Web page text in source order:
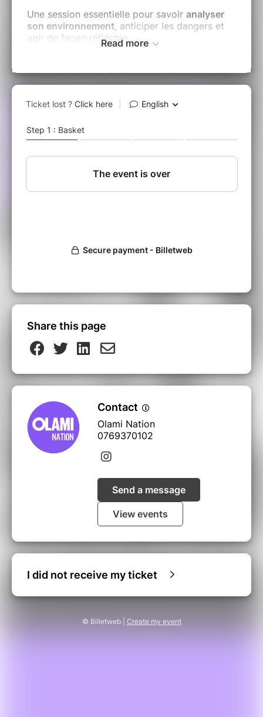
Une session essentielle pour savoir analyser
son environnement, anticiper les dangers et
agir de façon réfléchie.
20h45 : début du cours
20-30 ans
centre olami nation
Inscription obligatoire : la-relev.fr
Read more
Share this page
Contact
Olami Nation
0769370102
Send a message
View events
I did not receive my ticket
© Billetweb | Create my event